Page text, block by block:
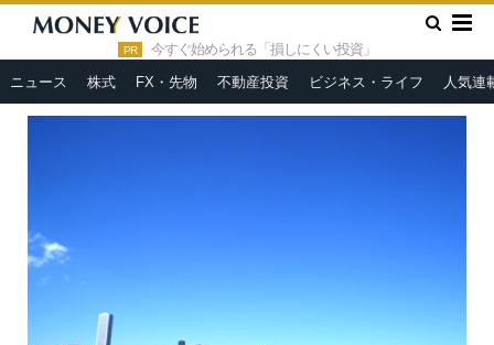
PR 今すぐ始められる「損しにくい投資」
ニュース 株式 FX・先物 不動産投資 ビジネス・ライフ 人気連
HOME » 市況ヘッドライン
NY外為：ドル続伸、3月までの米
利上げ織り込む